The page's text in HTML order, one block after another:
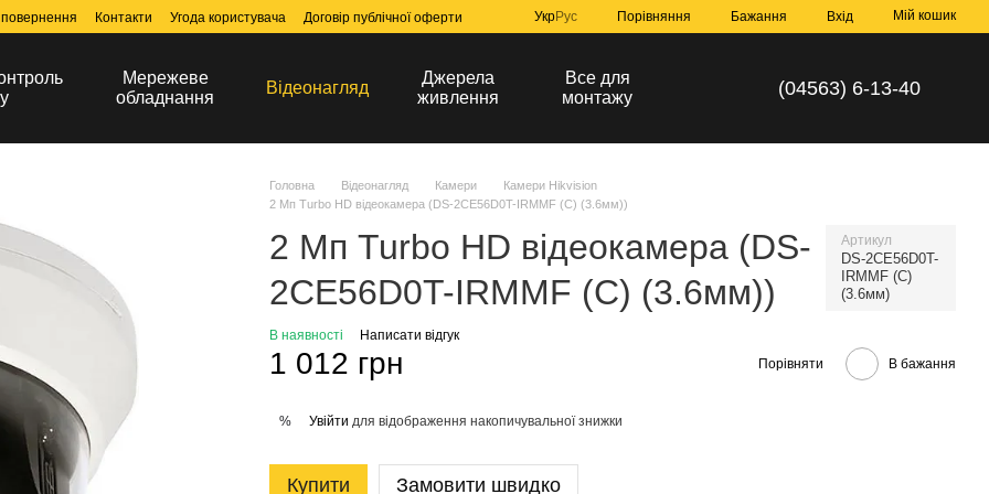
Контакти Угода користувача Договір публічної оферти УкрРус Порівняння Бажання Вхід Мій кошик
Мережеве
обладнання
Відеонагляд
Джерела
живлення
Все для
монтажу
(04563) 6-13-40
Головна Відеонагляд Камери
Камери Hikvision
2 Мп Turbo HD відеокамера (DS-2CE56D0T-IRMMF (C) (3.6мм))
2 Мп Turbo HD відеокамера (DS-
2CE56D0T-IRMMF (C) (3.6мм))
Артикул
DS-2CE56D0T-
IRMMF (C)
(3.6мм)
В наявності Написати відгук
1 012 грн Порівняти В бажання
% Увійти для відображення накопичувальної знижки
Купити Замовити швидко